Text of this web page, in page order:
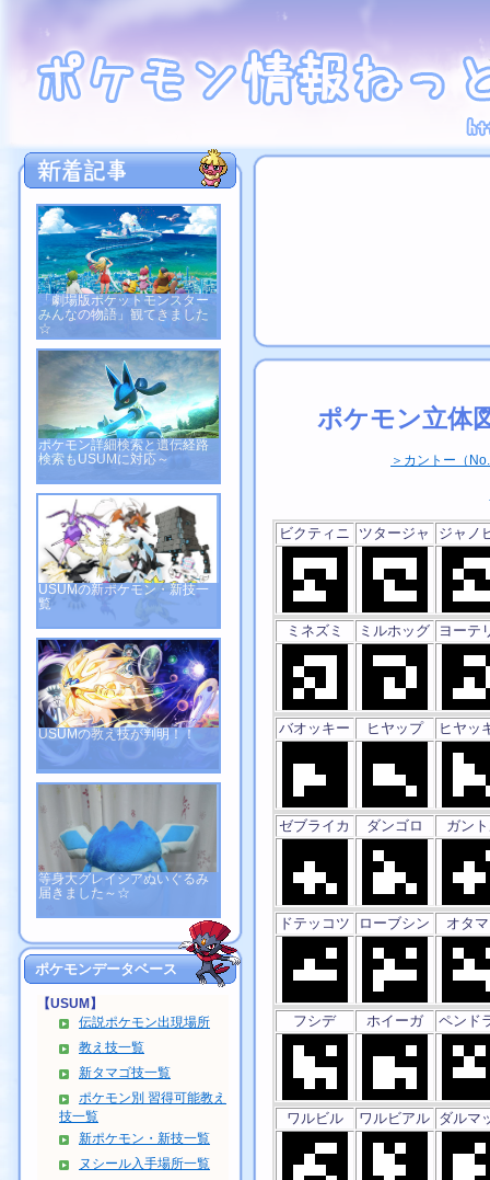
「劇場版ポケットモンスター
みんなの物語」観てきました
☆
ポケモン詳細検索と遺伝経路
検索もUSUMに対応～
USUMの新ポケモン・新技一
覧
USUMの教え技が判明！！
等身大グレイシアぬいぐるみ
届きました～☆
ポケモンデータベース
【USUM】
伝説ポケモン出現場所
教え技一覧
新タマゴ技一覧
ポケモン別 習得可能教え
技一覧
新ポケモン・新技一覧
ヌシール入手場所一覧
ポケモン立
＞カントー（
ビクティニ ツタージャ ジャノ
ミネズミ ミルホッグ ヨーテ
バオッキー ヒヤップ ヒヤッ
ゼブライカ ダンゴロ ガン
ドテッコツ ローブシン オタ
フシデ ホイーガ ペンド
ワルビル ワルビアル ダルマ